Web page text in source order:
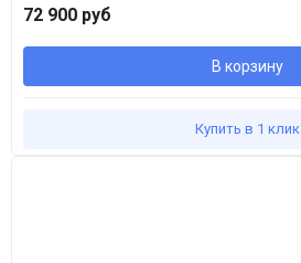
72 900 руб
В корзину
Купить в 1 клик